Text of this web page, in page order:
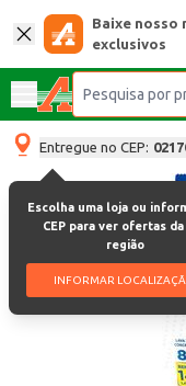
Baixe nosso
exclusivos
Entregue no CEP:
Escolha uma loja ou
CEP para ver ofertas da
região
INFORMAR